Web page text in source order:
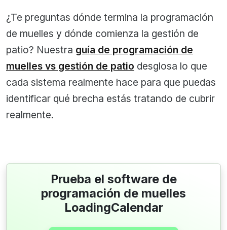
¿Te preguntas dónde termina la programación
de muelles y dónde comienza la gestión de
patio? Nuestra guía de programación de
muelles vs gestión de patio desglosa lo que
cada sistema realmente hace para que puedas
identificar qué brecha estás tratando de cubrir
realmente.
Prueba el software de
programación de muelles
LoadingCalendar